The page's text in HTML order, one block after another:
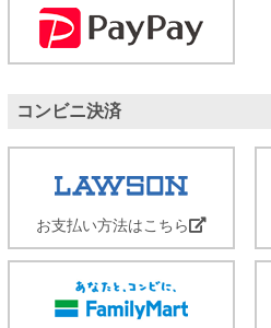
コンビニ決済
お支払い方法はこちら